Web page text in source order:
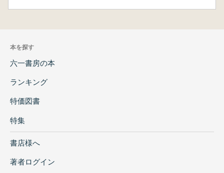
本を探す
六一書房の本
ランキング
特価図書
特集
書店様へ
著者ログイン